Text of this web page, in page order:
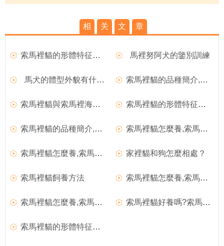
相 关 文 章
索馬裡貓的形體特征介紹 馬裡努阿犬的鑒別訓練
馬犬的體型外貌有什麼特點？ 索馬裡貓的品種簡介,可訓練索馬裡貓的有效方法
索馬裡貓與索馬裡海盜,索馬裡貓 索馬裡貓的形體特征介紹,索馬裡貓的品種簡介
索馬裡貓的品種簡介,索馬裡貓 索馬裡貓怎麼養,索馬裡貓,索馬裡
索馬裡貓怎麼養,索馬裡貓的性格特點 家裡貓和狗怎麼相處？
索馬裡貓飼養方法 索馬裡貓怎麼養,索馬裡貓的性格特點
索馬裡貓怎麼養,索馬裡貓,索馬裡 索馬裡貓好養嗎?索馬裡貓圖片|價格|介紹
索馬裡貓的形體特征介紹